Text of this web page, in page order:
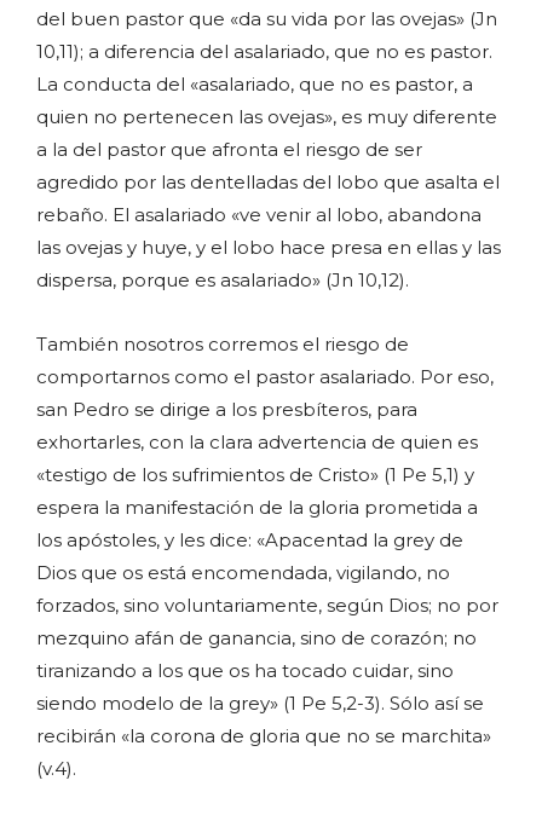
del buen pastor que «da su vida por las ovejas» (Jn
10,11); a diferencia del asalariado, que no es pastor.
La conducta del «asalariado, que no es pastor, a
quien no pertenecen las ovejas», es muy diferente
a la del pastor que afronta el riesgo de ser
agredido por las dentelladas del lobo que asalta el
rebaño. El asalariado «ve venir al lobo, abandona
las ovejas y huye, y el lobo hace presa en ellas y las
dispersa, porque es asalariado» (Jn 10,12).
También nosotros corremos el riesgo de
comportarnos como el pastor asalariado. Por eso,
san Pedro se dirige a los presbíteros, para
exhortarles, con la clara advertencia de quien es
«testigo de los sufrimientos de Cristo» (1 Pe 5,1) y
espera la manifestación de la gloria prometida a
los apóstoles, y les dice: «Apacentad la grey de
Dios que os está encomendada, vigilando, no
forzados, sino voluntariamente, según Dios; no por
mezquino afán de ganancia, sino de corazón; no
tiranizando a los que os ha tocado cuidar, sino
siendo modelo de la grey» (1 Pe 5,2-3). Sólo así se
recibirán «la corona de gloria que no se marchita»
(v.4).